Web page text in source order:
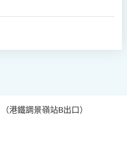
（港鐵調景嶺站B出口）